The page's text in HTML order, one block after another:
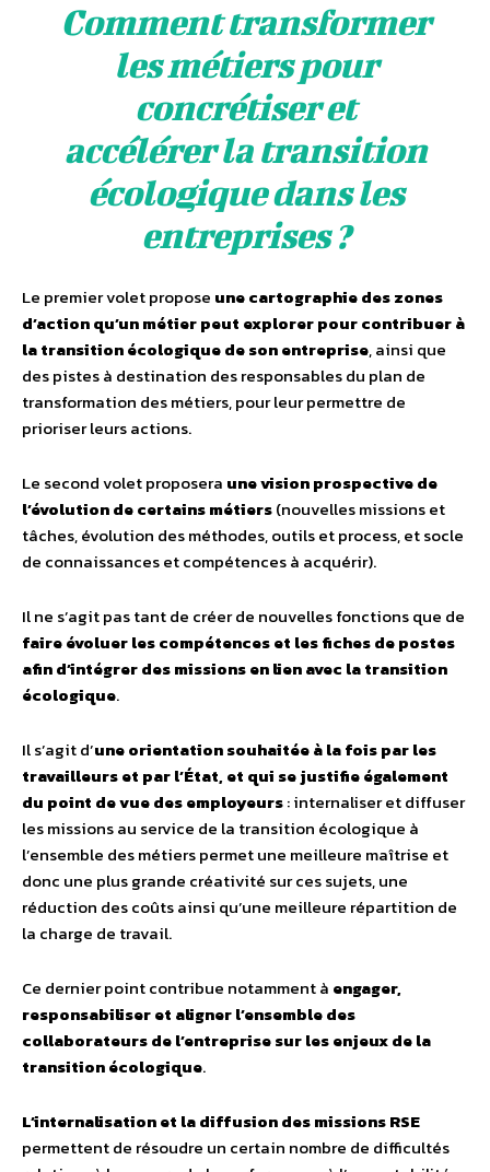
Comment transformer
les métiers pour
concrétiser et
accélérer la transition
écologique dans les
entreprises ?
Le premier volet propose une cartographie des zones
d’action qu’un métier peut explorer pour contribuer à
la transition écologique de son entreprise, ainsi que
des pistes à destination des responsables du plan de
transformation des métiers, pour leur permettre de
prioriser leurs actions.
Le second volet proposera une vision prospective de
l’évolution de certains métiers(nouvelles missions et
tâches, évolution des méthodes, outils et process, et socle
de connaissances et compétences à acquérir).
Il ne s’agit pas tant de créer de nouvelles fonctions que de
faire évoluer les compétences et les fiches de postes
afin d’intégrer des missions en lien avec la transition
écologique.
Il s’agit d’une orientation souhaitée à la fois par les
travailleurs et par l’État, et qui se justifie également
du point de vue des employeurs: internaliser et diffuser
les missions au service de la transition écologique à
l’ensemble des métiers permet une meilleure maîtrise et
donc une plus grande créativité sur ces sujets, une
réduction des coûts ainsi qu’une meilleure répartition de
la charge de travail.
Ce dernier point contribue notamment à engager,
responsabiliser et aligner l’ensemble des
collaborateurs de l’entreprise sur les enjeux de la
transition écologique.
L’internalisation et la diffusion des missions RSE
permettent de résoudre un certain nombre de difficultés